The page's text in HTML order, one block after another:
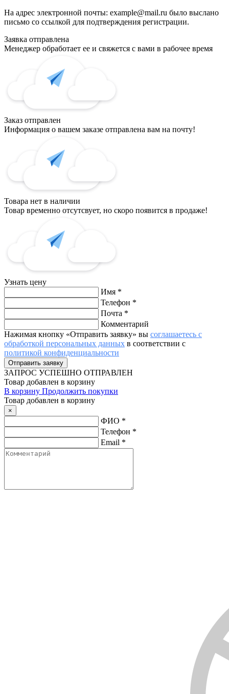
На адрес электронной почты: example@mail.ru было выслано
письмо со ссылкой для подтверждения регистрации.
Заявка отправлена
Менеджер обработает ее и свяжется с вами в рабочее время
Заказ отправлен
Информация о вашем заказе отправлена вам на почту!
Товара нет в наличии
Товар временно отсутсвует, но скоро появится в продаже!
Узнать цену
Имя *
Телефон *
Почта *
Комментарий
Нажимая кнопку «Отправить заявку» вы соглашаетесь с
обработкой персональных данных в соответствии с
политикой конфиденциальности
ЗАПРОС УСПЕШНО ОТПРАВЛЕН
Товар добавлен в корзину
В корзину Продолжить покупки
Товар добавлен в корзину
×
ФИО *
Телефон *
Email *